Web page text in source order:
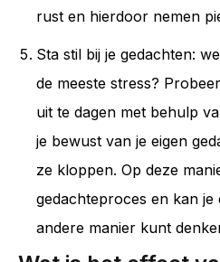
rust en hierdoor nemen
Sta stil bij je gedachten:
de meeste stress?
uit te dagen met behulp
je bewust van je eigen
ze kloppen. Op deze
gedachteproces en kan
andere manier kunt